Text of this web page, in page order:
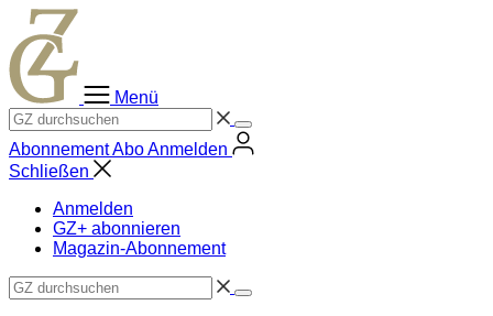
Zum
Inhalt
springen
Menü
AbonnementAboAnmelden
Schließen
Anmelden
GZ+ abonnieren
Magazin-Abonnement